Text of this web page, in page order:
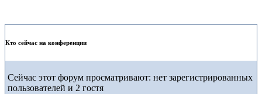
Кто сейчас на конференции
Сейчас этот форум просматривают: нет зарегистрированных
пользователей и 2 гостя